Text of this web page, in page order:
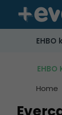
Gebruik
de
pijltjes
beschikbaar
EHBO
Home